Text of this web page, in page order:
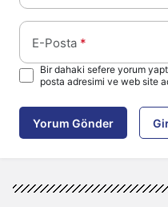
E-Posta *
Bir dahaki sefere yorum
posta adresimi ve web site
Yorum Gönder